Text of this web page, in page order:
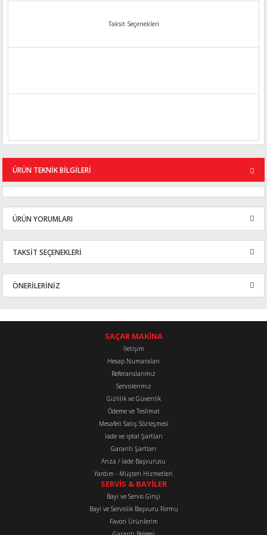
Taksit Seçenekleri
ÜRÜN TEKNİK BİLGİLERİ
ÜRÜN YORUMLARI
Bu ürüne ilk yorumu siz yapın!
TAKSİT SEÇENEKLERİ
ÖNERİLERİNİZ
konularda yetersiz gördüğünüz noktaları öneri formunu kullanarak
Görüş ve önerileriniz için teşekkür ederiz.
Ürün resmi kalitesiz, bozuk veya görüntülenemiyor.
Ürün bilgilerinde hatalar bulunuyor.
Ürün fiyatı diğer sitelerden daha pahalı.
Bu ürüne benzer farklı alternatifler olmalı.
Gönder
SAÇAR MAKİNA
İletişim
Hesap Numaraları
Referanslarımız
Servislerimiz
Gizlilik ve Güvenlik
Ödeme ve Teslimat
Mesafeli Satış Sözleşmesi
İade ve iptal Şartları
Garanti Şartları
Arıza / İade Başvurusu
Yardım - Müşteri Hizmetleri
SERVİS & BAYİLER
Bayi ve Servis Girişi
Bayi ve Servislik Başvuru Formu
Favori Ürünlerim